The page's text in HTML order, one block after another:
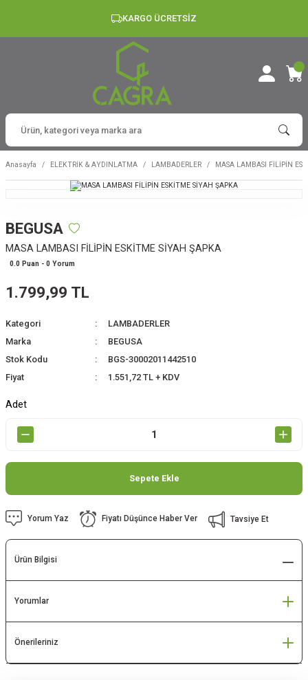
KARGO ÜCRETSİZ
Anasayfa ELEKTRİK & AYDINLATMA LAMBADERLER MASA LAMBASI FİLİPİN
BEGUSA
MASA LAMBASI FİLİPİN ESKİTME SİYAH ŞAPKA
0.0 Puan - 0 Yorum
1.799,99 TL
Kategori
LAMBADERLER
Marka
BEGUSA
Stok Kodu
BGS-30002011442510
Fiyat
1.551,72 TL + KDV
Adet
Sepete Ekle
Yorum Yaz Fiyatı Düşünce Haber Ver Tavsiye Et
Ürün Bilgisi
Yorumlar
Önerileriniz